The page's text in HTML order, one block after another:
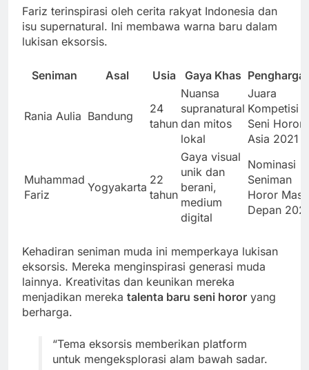
Fariz terinspirasi oleh cerita rakyat Indonesia dan
isu supernatural. Ini membawa warna baru dalam
lukisan eksorsis.
Seniman Asal Usia Gaya Khas
Rania Aulia Bandung
24
tahun
Nuansa
supranatural
dan mitos
lokal
Juara
Kompetisi
Seni Horor
Asia 2021
Muhammad
Fariz
Yogyakarta
22
tahun
Gaya visual
unik dan
berani,
medium
digital
Nominasi
Seniman
Horor Masa
Depan
Kehadiran seniman muda ini memperkaya lukisan
eksorsis. Mereka menginspirasi generasi muda
lainnya. Kreativitas dan keunikan mereka
menjadikan mereka talenta baru seni horor yang
berharga.
“Tema eksorsis memberikan platform
untuk mengeksplorasi alam bawah sadar.